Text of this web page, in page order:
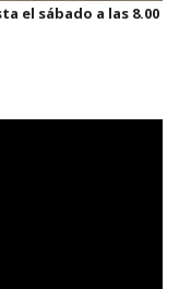
el sábado a las 8.00